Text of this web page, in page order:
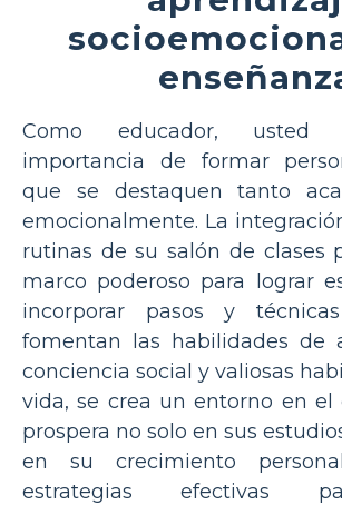
Como educador, usted
importancia de formar
que se destaquen tanto
emocionalmente. La
rutinas de su salón de clases
marco poderoso para lograr
incorporar pasos y
fomentan las habilidades de
conciencia social y valiosas
vida, se crea un entorno en el
prospera no solo en sus
en su crecimiento
estrategias efectivas